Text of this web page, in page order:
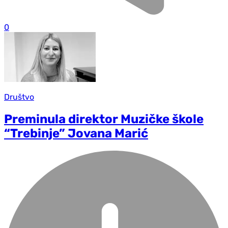
0
Društvo
Preminula direktor Muzičke škole
“Trebinje” Jovana Marić